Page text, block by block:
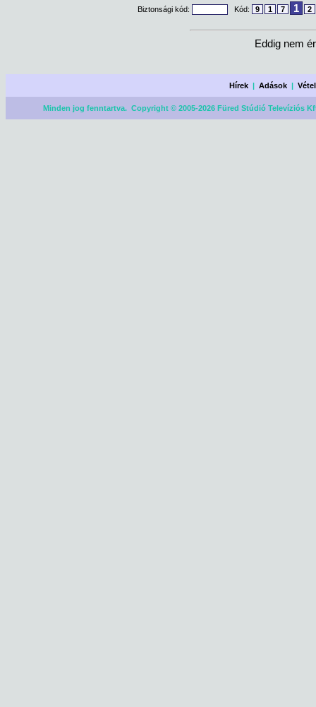
Biztonsági kód:
Kód: 9 1 7 1 2
Eddig nem
Hírek |Adások |
Minden jog fenntartva. Copyright © 2005-2026 Füred Stúdió Televíziós